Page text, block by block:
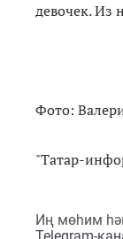
девочек. Из
Фото:
"Татар-
Иң мөһим